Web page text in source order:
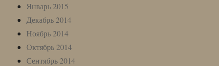
Январь 2015
Декабрь 2014
Ноябрь 2014
Октябрь 2014
Сентябрь 2014